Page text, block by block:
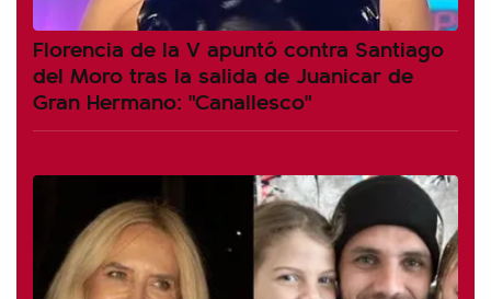
Florencia de la V apuntó contra Santiago
del Moro tras la salida de Juanicar de
Gran Hermano: "Canallesco"